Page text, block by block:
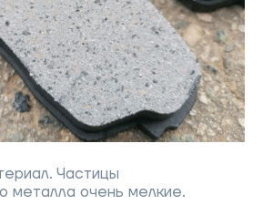
Частицы
металла очень мелкие.